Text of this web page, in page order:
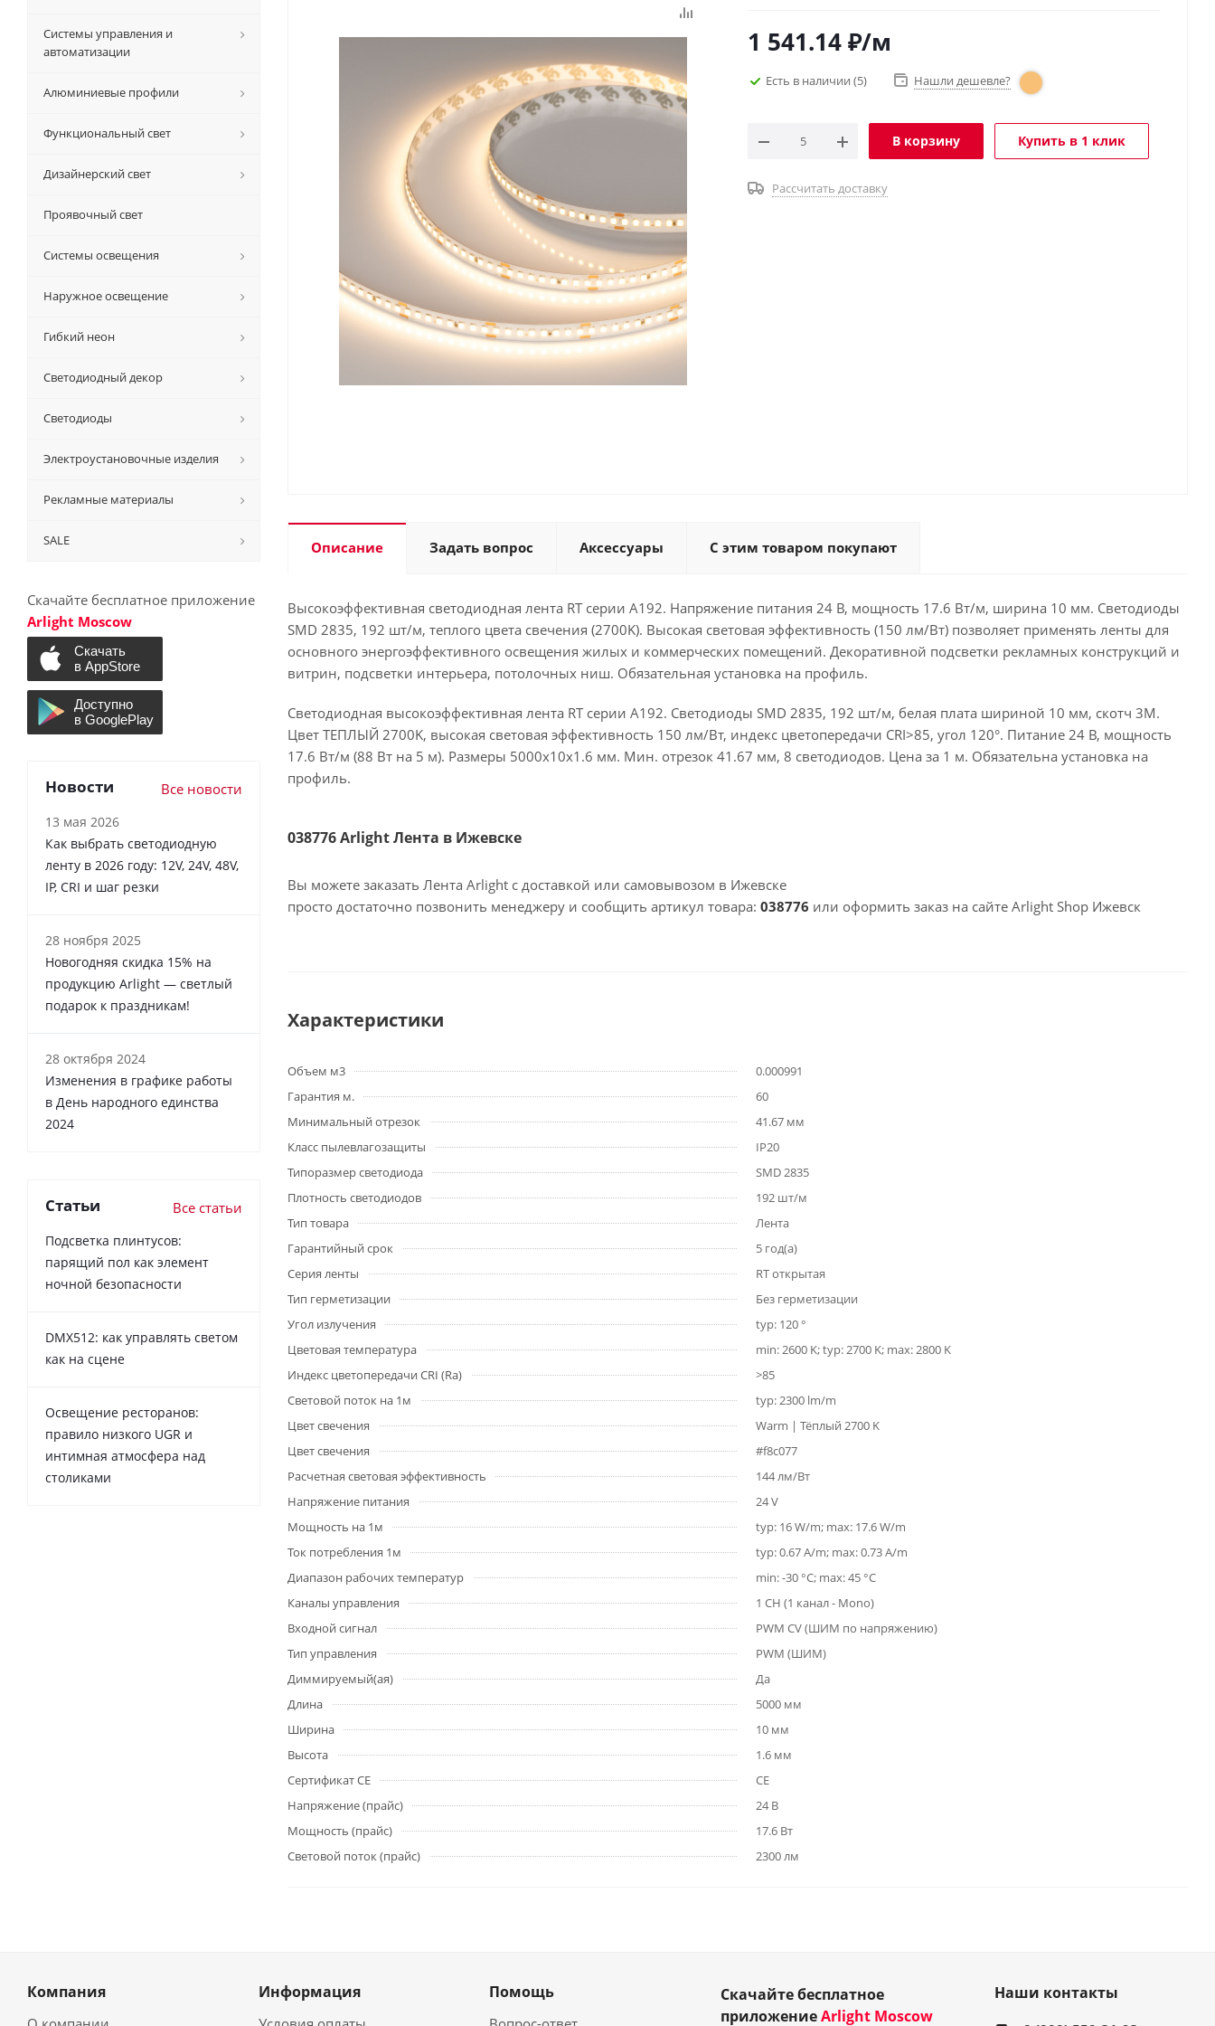
1 541.14₽/м
Есть в наличии (5) Нашли дешевле?
В корзину Купить в 1 клик
Рассчитать доставку
Описание Задать вопрос Аксессуары С этим товаром покупают
Высокоэффективная светодиодная лента RT серии A192. Напряжение питания 24 В, мощность 17.6 Вт/м, ширина 10 мм. Светодиоды
SMD 2835, 192 шт/м, теплого цвета свечения (2700K). Высокая световая эффективность (150 лм/Вт) позволяет применять ленты для
основного энергоэффективного освещения жилых и коммерческих помещений. Декоративной подсветки рекламных конструкций и
витрин, подсветки интерьера, потолочных ниш. Обязательная установка на профиль.
Светодиодная высокоэффективная лента RT серии A192. Светодиоды SMD 2835, 192 шт/м, белая плата шириной 10 мм, скотч 3M.
Цвет ТЕПЛЫЙ 2700K, высокая световая эффективность 150 лм/Вт, индекс цветопередачи CRI>85, угол 120°. Питание 24 В, мощность
17.6 Вт/м (88 Вт на 5 м). Размеры 5000x10x1.6 мм. Мин. отрезок 41.67 мм, 8 светодиодов. Цена за 1 м. Обязательна установка на
профиль.
038776 Arlight Лента в Ижевске
Вы можете заказать Лента Arlight с доставкой или самовывозом в Ижевске
просто достаточно позвонить менеджеру и сообщить артикул товара: 038776 или оформить заказ на сайте Arlight Shop Ижевск
Характеристики
Объем м3
0.000991
Гарантия м.
60
Минимальный отрезок
41.67 мм
Класс пылевлагозащиты
IP20
Типоразмер светодиода
SMD 2835
Плотность светодиодов
192 шт/м
Тип товара
Лента
Гарантийный срок
5 год(а)
Серия ленты
RT открытая
Тип герметизации
Без герметизации
Угол излучения
typ: 120 °
Цветовая температура
min: 2600 K; typ: 2700 K; max: 2800 K
Индекс цветопередачи CRI (Ra)
>85
Световой поток на 1м
typ: 2300 lm/m
Цвет свечения
Warm | Тёплый 2700 K
Цвет свечения
#f8c077
Расчетная световая эффективность
144 лм/Вт
Напряжение питания
24 V
Мощность на 1м
typ: 16 W/m; max: 17.6 W/m
Ток потребления 1м
typ: 0.67 A/m; max: 0.73 A/m
Диапазон рабочих температур
min: -30 °C; max: 45 °C
Каналы управления
1 CH (1 канал - Mono)
Входной сигнал
PWM СV (ШИМ по напряжению)
Тип управления
PWM (ШИМ)
Диммируемый(ая)
Да
Длина
5000 мм
Ширина
10 мм
Высота
1.6 мм
Сертификат CE
CE
Напряжение (прайс)
24 В
Мощность (прайс)
17.6 Вт
Световой поток (прайс)
2300 лм
Системы управления и
автоматизации
Алюминиевые профили
Функциональный свет
Дизайнерский свет
Проявочный свет
Системы освещения
Наружное освещение
Гибкий неон
Светодиодный декор
Светодиоды
Электроустановочные изделия
Рекламные материалы
SALE
Скачайте бесплатное приложение
Arlight Moscow
Новости Все новости
13 мая 2026
Как выбрать светодиодную
ленту в 2026 году: 12V, 24V, 48V,
IP, CRI и шаг резки
28 ноября 2025
Новогодняя скидка 15% на
продукцию Arlight — светлый
подарок к праздникам!
28 октября 2024
Изменения в графике работы
в День народного единства
2024
Статьи Все статьи
Подсветка плинтусов:
парящий пол как элемент
ночной безопасности
DMX512: как управлять светом
как на сцене
Освещение ресторанов:
правило низкого UGR и
интимная атмосфера над
столиками
Компания Информация Помощь
Скачайте бесплатное
приложениеArlight Moscow
Наши контакты